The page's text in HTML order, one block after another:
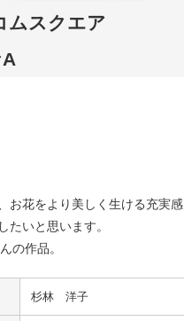
ムスクエア
お花をより美しく生ける充実
たいと思います。
の作品。
杉林　洋子